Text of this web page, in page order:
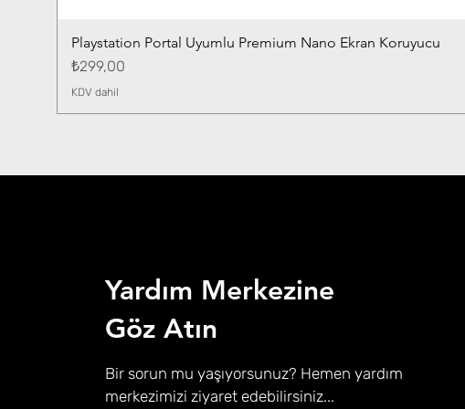
Playstation Portal Uyumlu Premium Nano Ekran Koruyucu
Fiyat
₺299,00
KDV dahil
Yardım Merkezine
Göz Atın
Bir sorun mu yaşıyorsunuz? Hemen yardım
merkezimizi ziyaret edebilirsiniz...